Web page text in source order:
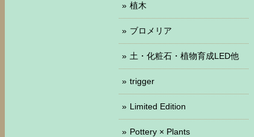
植木
ブロメリア
土・化粧石・植物育成LED他
trigger
Limited Edition
Pottery × Plants